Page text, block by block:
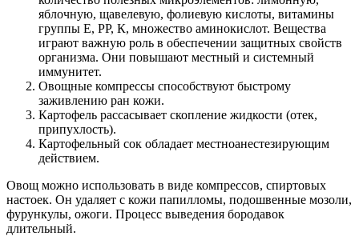
яблочную, щавелевую, фолиевую кислоты, витамины
группы Е, РР, К, множество аминокислот. Вещества
играют важную роль в обеспечении защитных свойств
организма. Они повышают местный и системный
иммунитет.
Овощные компрессы способствуют быстрому
заживлению ран кожи.
Картофель рассасывает скопление жидкости (отек,
припухлость).
Картофельный сок обладает местноанестезирующим
действием.
Овощ можно использовать в виде компрессов, спиртовых
настоек. Он удаляет с кожи папилломы, подошвенные мозоли,
фурункулы, ожоги. Процесс выведения бородавок
длительный.